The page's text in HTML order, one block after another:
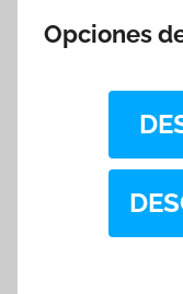
Opciones